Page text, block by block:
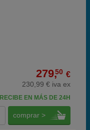
279,50 €
230,99 € iva ex
RECIBE EN MÁS DE 24H
comprar >